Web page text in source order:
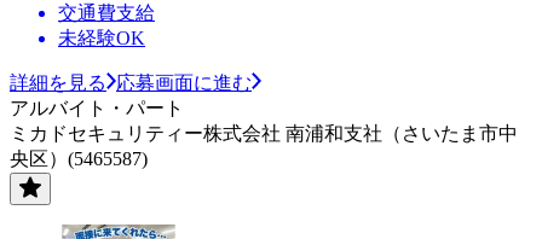
交通費支給
未経験OK
詳細を見る
応募画面に進む
アルバイト・パート
ミカドセキュリティー株式会社 南浦和支社（さいたま市中
央区）(5465587)